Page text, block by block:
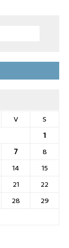
V
S
1
7
8
14
15
21
22
28
29